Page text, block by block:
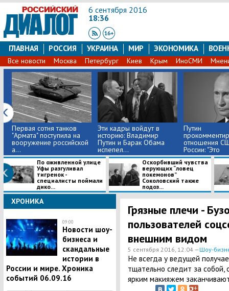
6 сентября 2016
18:36
ГЛАВНАЯ РОССИЯ УКРАИНА МИР ЭКОНОМИКА
Все новости Москва Петербург Киев Крым ИноСМИ
Первая сотня танков
"Армата" поступила на
вооружение российской
а...
Эти кадры войдут в
историю: Владимир
Путин и Барак Обама
испепел...
Путин
отношения
России: "Это
ненормально,
По оживленной улице
Уфы разгуливал
тигренок -
специалисты поймали
дико...
Оскорбивший чувства
верующих “ловец
покемонов”
Соколовский также
подоз...
ХРОНИКА
09:00
Новости шоу-
бизнеса и
скандальные
истории в
России и мире. Хроника
событий 06.09.16
Грязные плечи -
пользователей
внешним видом
5 сентября 2016, 12:04 —Шоу-
Не всегда у ведущей
тщательно следит за
ярким макияжем